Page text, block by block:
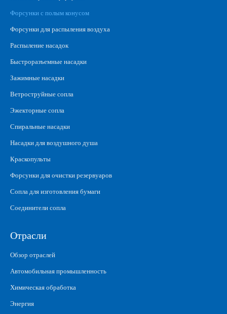
Форсунки с полым конусом
Форсунки для распыления воздуха
Распыление насадок
Быстроразъемные насадки
Зажимные насадки
Ветроструйные сопла
Эжекторные сопла
Спиральные насадки
Насадки для воздушного душа
Краскопульты
Форсунки для очистки резервуаров
Сопла для изготовления бумаги
Соединители сопла
Отрасли
Обзор отраслей
Автомобильная промышленность
Химическая обработка
Энергия